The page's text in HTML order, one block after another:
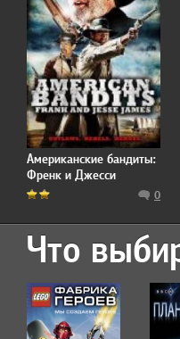
Американские бандиты:
Френк и Джесси
Джеймс / American
James
0
Что